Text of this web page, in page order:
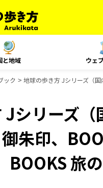
と地域 ウェ
ック 地球の歩き方 Jシリーズ（
Jシリーズ
朱印、
BOOKS 旅